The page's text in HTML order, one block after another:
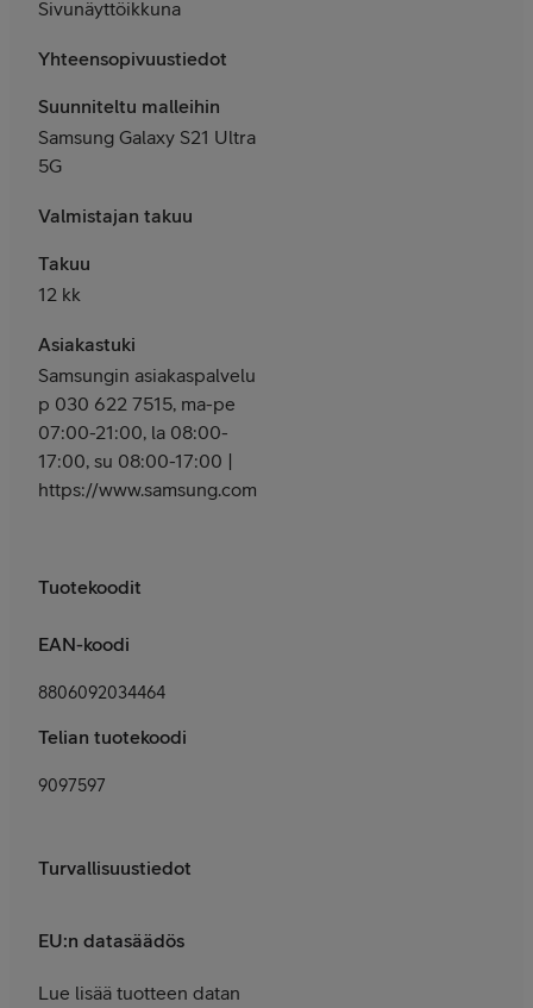
Sivunäyttöikkuna
Yhteensopivuustiedot
Suunniteltu malleihin
Samsung Galaxy S21 Ultra
5G
Valmistajan takuu
Takuu
12 kk
Asiakastuki
Samsungin asiakaspalvelu
p 030 622 7515, ma-pe
07:00-21:00, la 08:00-
17:00, su 08:00-17:00 |
https://www.samsung.com/fi/support/
Tuotekoodit
EAN-koodi
8806092034464
Telian tuotekoodi
9097597
Turvallisuustiedot
EU:n datasäädös
Lue lisää tuotteen datan